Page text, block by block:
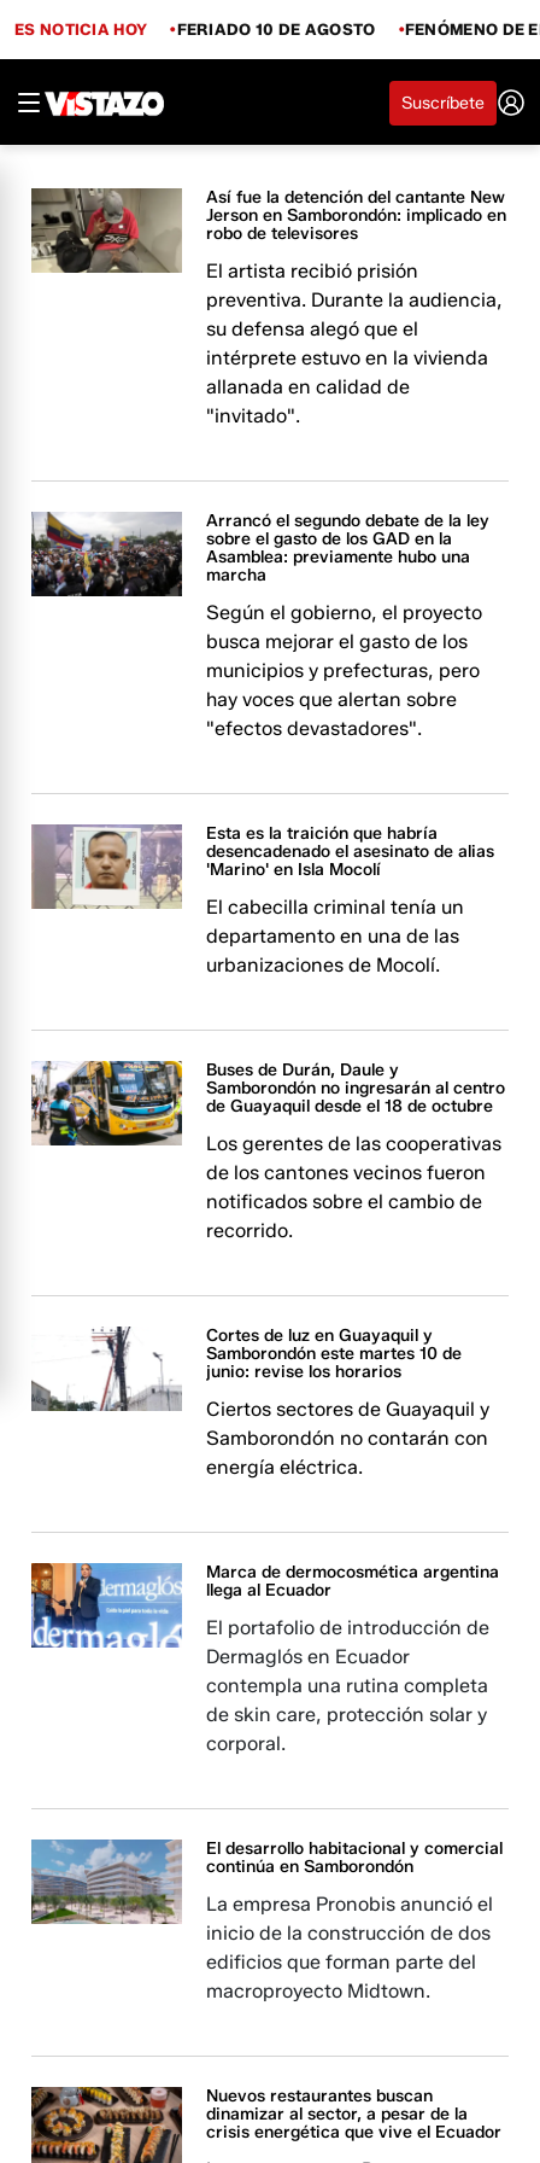
ES NOTICIA HOY FERIADO 10 DE AGOSTO FENÓMENO DE
Suscríbete
Así fue la detención del cantante New
Jerson en Samborondón: implicado en
robo de televisores
El artista recibió prisión
preventiva. Durante la audiencia,
su defensa alegó que el
intérprete estuvo en la vivienda
allanada en calidad de
"invitado".
Arrancó el segundo debate de la ley
sobre el gasto de los GAD en la
Asamblea: previamente hubo una
marcha
Según el gobierno, el proyecto
busca mejorar el gasto de los
municipios y prefecturas, pero
hay voces que alertan sobre
"efectos devastadores".
Esta es la traición que habría
desencadenado el asesinato de alias
'Marino' en Isla Mocolí
El cabecilla criminal tenía un
departamento en una de las
urbanizaciones de Mocolí.
Buses de Durán, Daule y
Samborondón no ingresarán al centro
de Guayaquil desde el 18 de octubre
Los gerentes de las cooperativas
de los cantones vecinos fueron
notificados sobre el cambio de
recorrido.
Cortes de luz en Guayaquil y
Samborondón este martes 10 de
junio: revise los horarios
Ciertos sectores de Guayaquil y
Samborondón no contarán con
energía eléctrica.
Marca de dermocosmética argentina
llega al Ecuador
El portafolio de introducción de
Dermaglós en Ecuador
contempla una rutina completa
de skin care, protección solar y
corporal.
El desarrollo habitacional y comercial
continúa en Samborondón
La empresa Pronobis anunció el
inicio de la construcción de dos
edificios que forman parte del
macroproyecto Midtown.
Nuevos restaurantes buscan
dinamizar al sector, a pesar de la
crisis energética que vive el Ecuador